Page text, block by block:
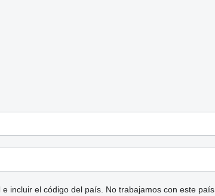
incluir el código del país. No trabajamos con este país